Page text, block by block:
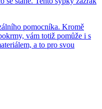
pomocníka. Kromě
vám totiž pomůže i s
a to pro svou